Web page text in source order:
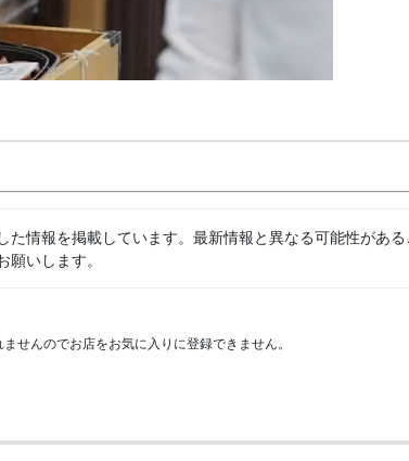
情報を掲載しています。最新情報と異なる可能性があ
願いします。
せんのでお店をお気に入りに登録できません。